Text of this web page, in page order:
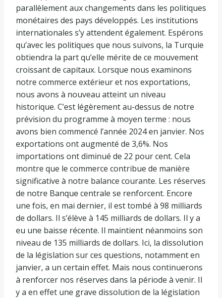
parallèlement aux changements dans les politiques
monétaires des pays développés. Les institutions
internationales s’y attendent également. Espérons
qu’avec les politiques que nous suivons, la Turquie
obtiendra la part qu’elle mérite de ce mouvement
croissant de capitaux. Lorsque nous examinons
notre commerce extérieur et nos exportations,
nous avons à nouveau atteint un niveau
historique. C’est légèrement au-dessus de notre
prévision du programme à moyen terme : nous
avons bien commencé l’année 2024 en janvier. Nos
exportations ont augmenté de 3,6%. Nos
importations ont diminué de 22 pour cent. Cela
montre que le commerce contribue de manière
significative à notre balance courante. Les réserves
de notre Banque centrale se renforcent. Encore
une fois, en mai dernier, il est tombé à 98 milliards
de dollars. Il s’élève à 145 milliards de dollars. Il y a
eu une baisse récente. Il maintient néanmoins son
niveau de 135 milliards de dollars. Ici, la dissolution
de la législation sur ces questions, notamment en
janvier, a un certain effet. Mais nous continuerons
à renforcer nos réserves dans la période à venir. Il
y a en effet une grave dissolution de la législation